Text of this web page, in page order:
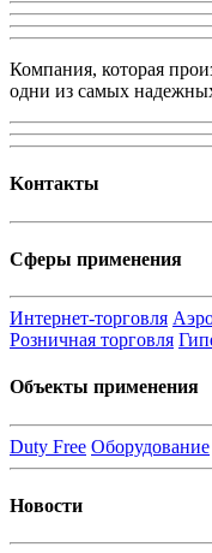
Компания, которая
одни из самых
Kонтакты
Сферы применения
Интернет-торговля
Розничная торговля
Объекты применения
Duty Free Оборудование
Новости